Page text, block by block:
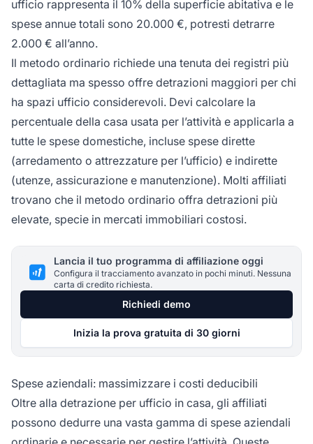
ufficio rappresenta il 10% della superficie abitativa e le
spese annue totali sono 20.000 €, potresti detrarre
2.000 € all’anno.
Il metodo ordinario richiede una tenuta dei registri più
dettagliata ma spesso offre detrazioni maggiori per chi
ha spazi ufficio considerevoli. Devi calcolare la
percentuale della casa usata per l’attività e applicarla a
tutte le spese domestiche, incluse spese dirette
(arredamento o attrezzature per l’ufficio) e indirette
(utenze, assicurazione e manutenzione). Molti affiliati
trovano che il metodo ordinario offra detrazioni più
elevate, specie in mercati immobiliari costosi.
Lancia il tuo programma di affiliazione oggi
Configura il tracciamento avanzato in pochi minuti. Nessuna
carta di credito richiesta.
Richiedi demo
Inizia la prova gratuita di 30 giorni
Spese aziendali: massimizzare i costi deducibili
Oltre alla detrazione per ufficio in casa, gli affiliati
possono dedurre una vasta gamma di spese aziendali